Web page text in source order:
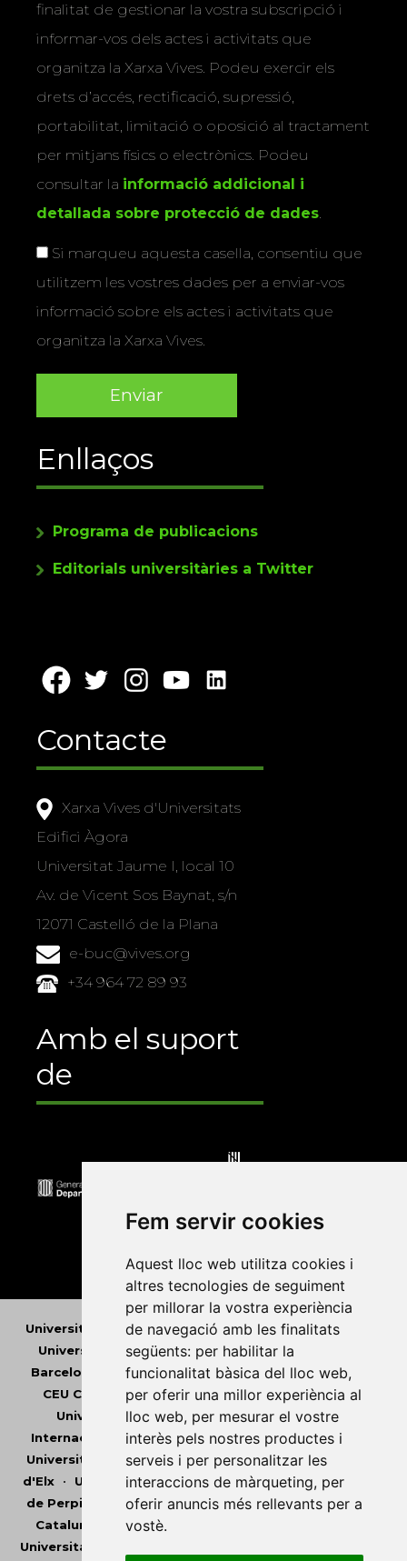
Fem servir cookies
Aquest lloc web utilitza cookies i
altres tecnologies de seguiment
per millorar la vostra experiència
de navegació amb les finalitats
següents: per habilitar la
funcionalitat bàsica del lloc web,
per oferir una millor experiència al
lloc web, per mesurar el vostre
interès pels nostres productes i
serveis i per personalitzar les
interaccions de màrqueting, per
oferir anuncis més rellevants per a
vostè.
finalitat de gestionar la vostra subscripció i
informar-vos dels actes i activitats que
organitza la Xarxa Vives. Podeu exercir els
drets d’accés, rectificació, supressió,
portabilitat, limitació o oposició al tractament
per mitjans físics o electrònics. Podeu
consultar la informació addicional i
detallada sobre protecció de dades.
Si marqueu aquesta casella, consentiu que
utilitzem les vostres dades per a enviar-vos
informació sobre els actes i activitats que
organitza la Xarxa Vives.
Enllaços
Programa de publicacions
Editorials universitàries a Twitter
Contacte
Xarxa Vives d'Universitats
Edifici Àgora
Universitat Jaume I, local 10
Av. de Vicent Sos Baynat, s/n
12071 Castelló de la Plana
e-buc@vives.org
+34 964 72 89 93
Amb el suport
de
Universitat Abat Oliba CEU•Universitat d'Alacant
Universitat d'Andorra•Universitat Autònoma de
Barcelona
Universitat de Barcelona•Universitat
CEU Cardenal Herrera•Universitat de Girona •
Universitat de les Illes Balears• Universitat
Internacional de Catalunya•Universitat Jaume I
Universitat de Lleida• Universitat Miguel Hernández
d'Elx• Universitat Oberta de Catalunya•Universitat
de Perpinyà Via Domitia•Universitat Politècnica de
Catalunya
Universitat Politècnica de València
Universitat Pompeu Fabra